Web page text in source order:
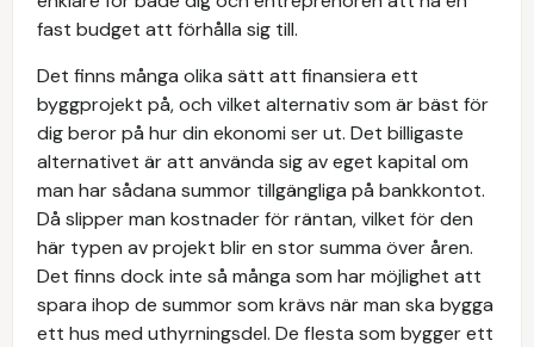
fast budget att förhålla sig till.
Det finns många olika sätt att finansiera ett
byggprojekt på, och vilket alternativ som är bäst för
dig beror på hur din ekonomi ser ut. Det billigaste
alternativet är att använda sig av eget kapital om
man har sådana summor tillgängliga på bankkontot.
Då slipper man kostnader för räntan, vilket för den
här typen av projekt blir en stor summa över åren.
Det finns dock inte så många som har möjlighet att
spara ihop de summor som krävs när man ska bygga
ett hus med uthyrningsdel. De flesta som bygger ett